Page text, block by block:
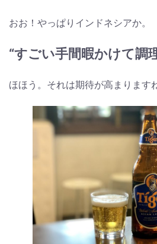
おお！やっぱりインドネシアか。
“すごい手間暇かけて調
ほほう。それは期待が高まります